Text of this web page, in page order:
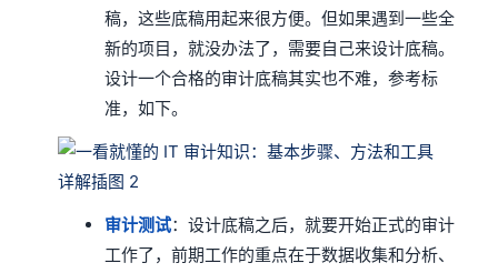
稿，这些底稿用起来很方便。但如果遇到一些全
新的项目，就没办法了，需要自己来设计底稿。
设计一个合格的审计底稿其实也不难，参考标
准，如下。
审计测试：设计底稿之后，就要开始正式的审计
工作了，前期工作的重点在于数据收集和分析、